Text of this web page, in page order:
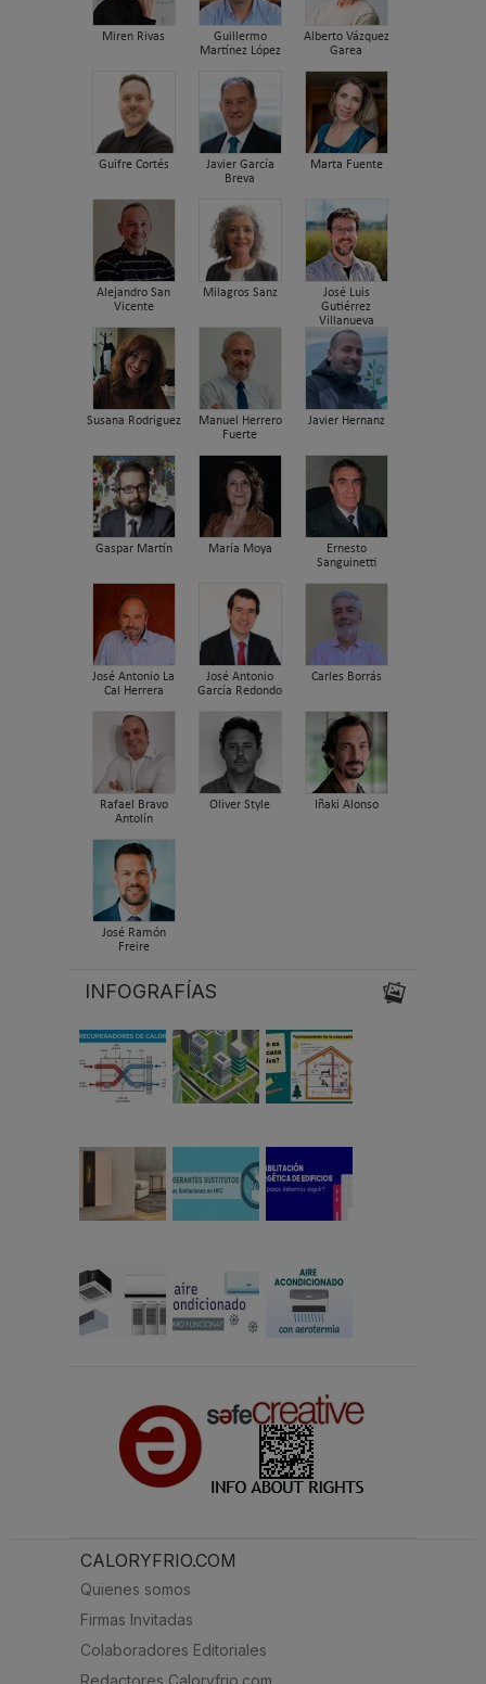
Miren Rivas
Guillermo
Martínez López
Alberto Vázquez
Garea
Guifre Cortés
Javier García
Breva
Marta Fuente
Alejandro San
Vicente
Milagros Sanz
José Luis
Gutiérrez
Villanueva
Susana Rodriguez
Manuel Herrero
Fuerte
Javier Hernanz
Gaspar Martín María Moya
Ernesto
Sanguinetti
José Antonio La
Cal Herrera
José Antonio
García Redondo
Carles Borrás
Rafael Bravo
Antolín
Oliver Style Iñaki Alonso
José Ramón
Freire
INFOGRAFÍAS
CALORYFRIO.COM
Quienes somos
Firmas Invitadas
Colaboradores Editoriales